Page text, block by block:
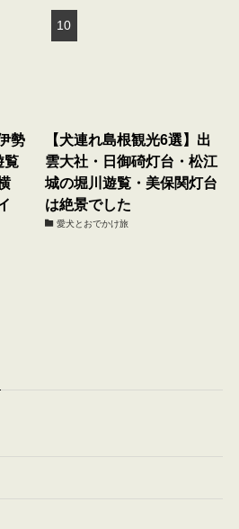
勢
覧
【犬連れ島根観光6選】出
雲大社・日御碕灯台・松江
城の堀川遊覧・美保関灯台
は絶景でした
愛犬とおでかけ旅